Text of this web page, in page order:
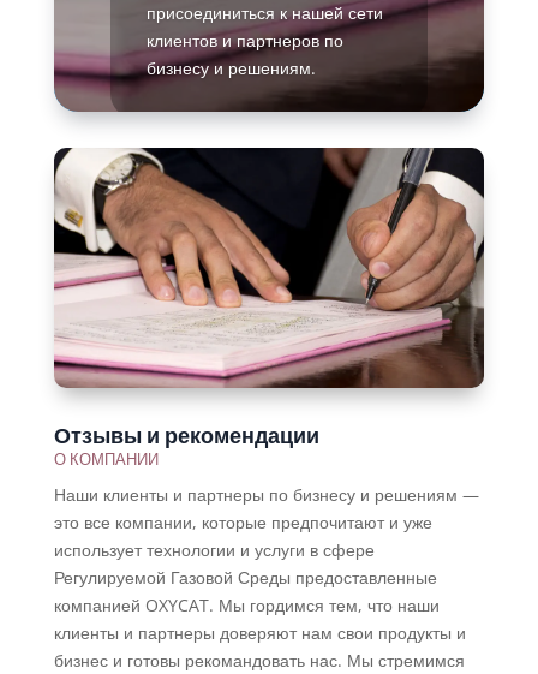
присоединиться к нашей сети
клиентов и партнеров по
бизнесу и решениям.
Подробнее
Отзывы и рекомендации
О КОМПАНИИ
Наши клиенты и партнеры по бизнесу и решениям —
это все компании, которые предпочитают и уже
использует технологии и услуги в сфере
Регулируемой Газовой Среды предоставленные
компанией OXYCAT. Мы гордимся тем, что наши
клиенты и партнеры доверяют нам свои продукты и
бизнес и готовы рекомандовать нас. Мы стремимся